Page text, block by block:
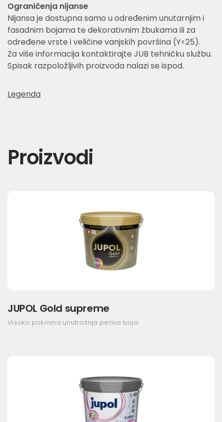
Ograničenja nijanse
Nijansa je dostupna samo u određenim unutarnjim i
fasadnim bojama te dekorativnim žbukama ili za
određene vrste i veličine vanjskih površina (Y<25).
Za više informacija kontaktirajte JUB tehničku službu.
Spisak razpoložljivih proizvoda nalazi se ispod.
Legenda
Proizvodi
JUPOL Gold supreme
Visoko pokrivna unutrašnja periva boja